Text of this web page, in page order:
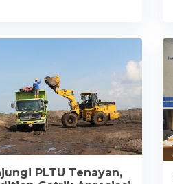
PLTU Tenayan,